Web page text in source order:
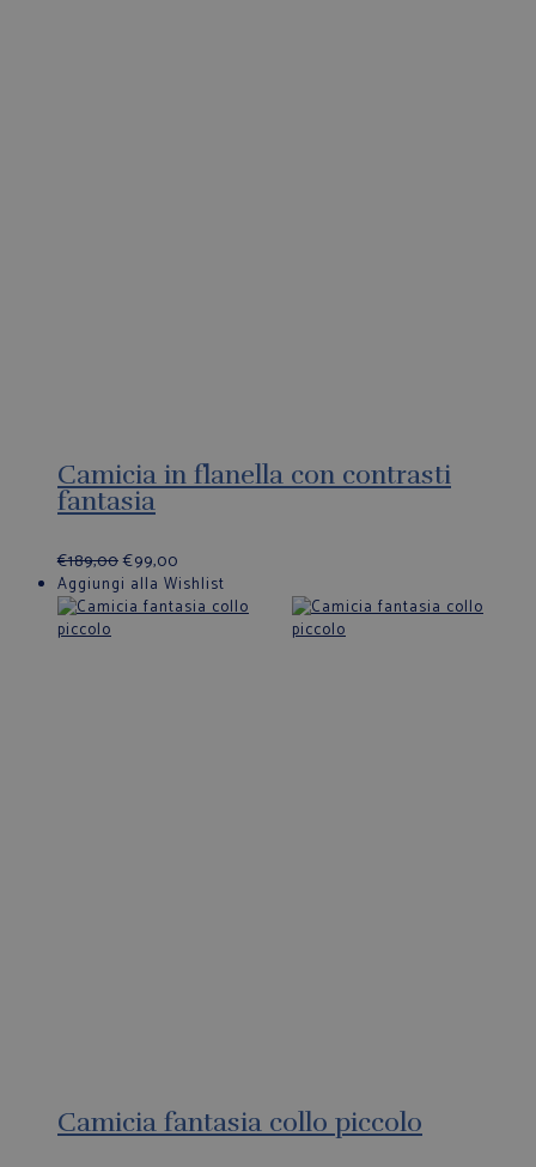
Camicia in flanella con contrasti
fantasia
€189,00€99,00
Aggiungi alla Wishlist
Camicia fantasia collo piccolo